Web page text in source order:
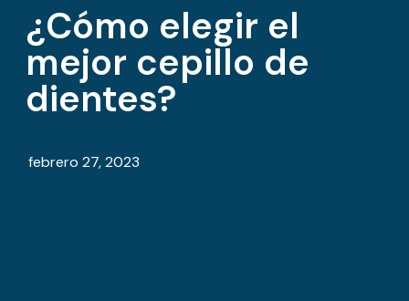
¿Cómo elegir el
mejor cepillo de
dientes?
febrero 27, 2023